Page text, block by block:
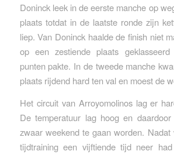
Doninck leek in de eerste manche op
plaats totdat in de laatste ronde zijn
liep. Van Doninck haalde de finish niet
op een zestiende plaats
punten pakte. In de tweede manche
plaats rijdend hard ten val en moest de
Het circuit van Arroyomolinos lag er
De temperatuur lag hoog en
zwaar weekend te gaan worden. Nadat
tijdtraining een vijftiende tijd neer